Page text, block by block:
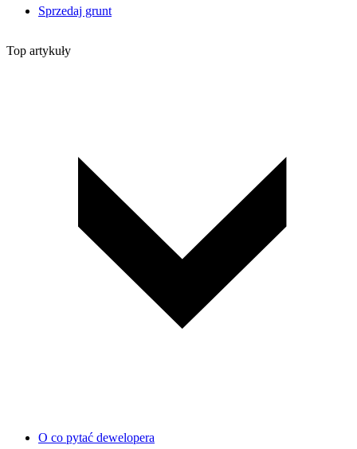
Sprzedaj grunt
Top artykuły
O co pytać dewelopera